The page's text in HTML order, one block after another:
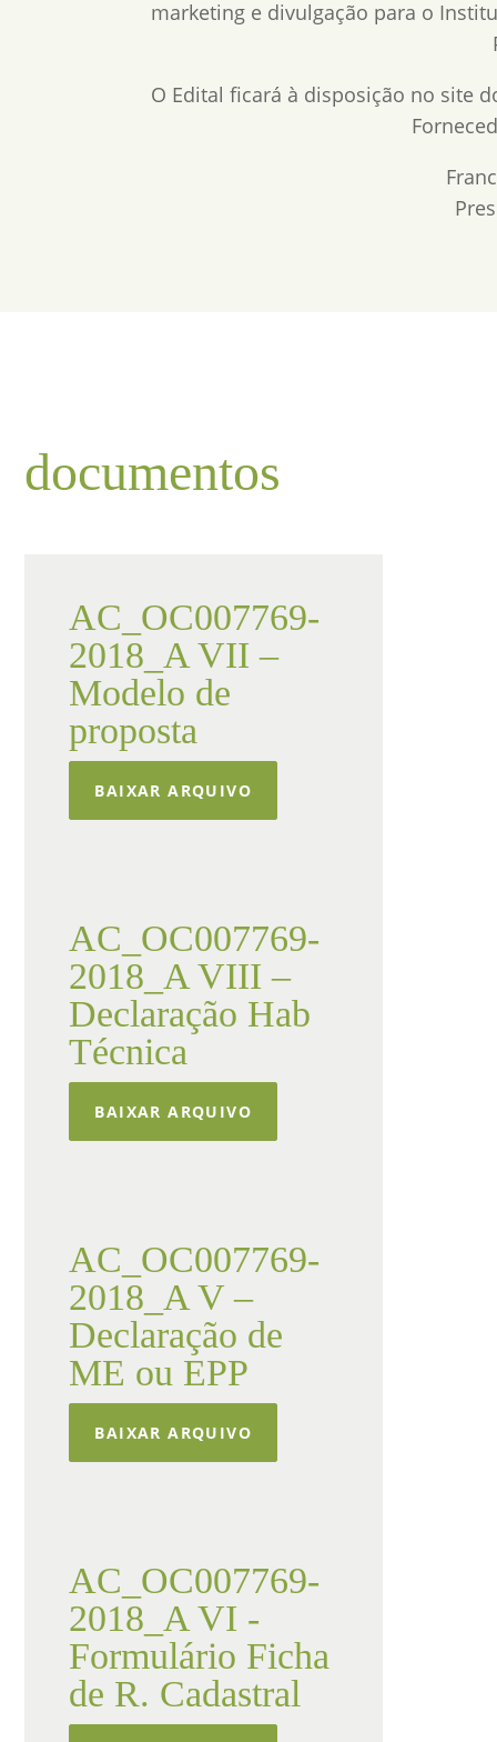
marketing e divulgação para o
O Edital ficará à disposição no site
documentos
AC_OC007769-
2018_A VII –
Modelo de
proposta
BAIXAR ARQUIVO
AC_OC007769-
2018_A VIII –
Declaração Hab
Técnica
BAIXAR ARQUIVO
AC_OC007769-
2018_A V –
Declaração de
ME ou EPP
BAIXAR ARQUIVO
AC_OC007769-
2018_A VI -
Formulário Ficha
de R. Cadastral